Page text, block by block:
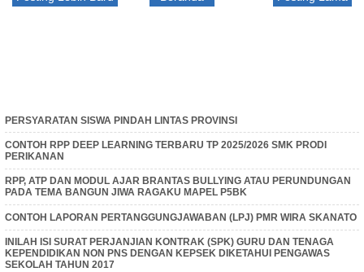
PERSYARATAN SISWA PINDAH LINTAS PROVINSI
CONTOH RPP DEEP LEARNING TERBARU TP 2025/2026 SMK PRODI
PERIKANAN
RPP, ATP DAN MODUL AJAR BRANTAS BULLYING ATAU PERUNDUNGAN
PADA TEMA BANGUN JIWA RAGAKU MAPEL P5BK
CONTOH LAPORAN PERTANGGUNGJAWABAN (LPJ) PMR WIRA SKANATO
INILAH ISI SURAT PERJANJIAN KONTRAK (SPK) GURU DAN TENAGA
KEPENDIDIKAN NON PNS DENGAN KEPSEK DIKETAHUI PENGAWAS
SEKOLAH TAHUN 2017